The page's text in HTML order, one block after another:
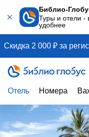
Библио-
Туры и отели -
удобнее
Скидка 2 000 ₽ за
Отель Номера